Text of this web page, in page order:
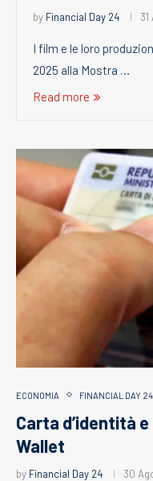
by Financial Day 24
I film e le loro
2025 alla Mostra …
Read more
ECONOMIA FINANCIAL DAY 24
Carta d’identità e
Wallet
by Financial Day 24 30